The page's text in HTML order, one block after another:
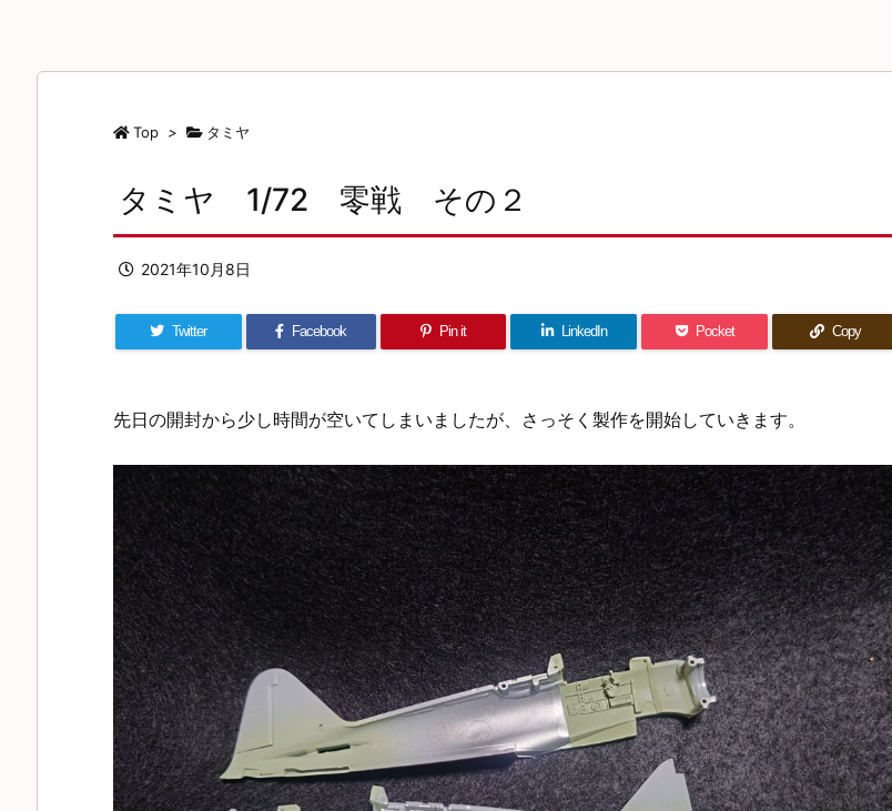
Top > タミヤ
タミヤ 1/72 零戦 その２
2021年10月8日
Twitter Facebook Pin it LinkedIn Pocket Copy
先日の開封から少し時間が空いてしまいましたが、さっそく製作を開始していきます。